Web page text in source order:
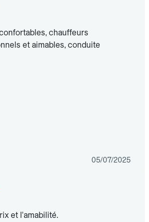
chauffeurs
et aimables, conduite
05/07/2025
et l'amabilité.